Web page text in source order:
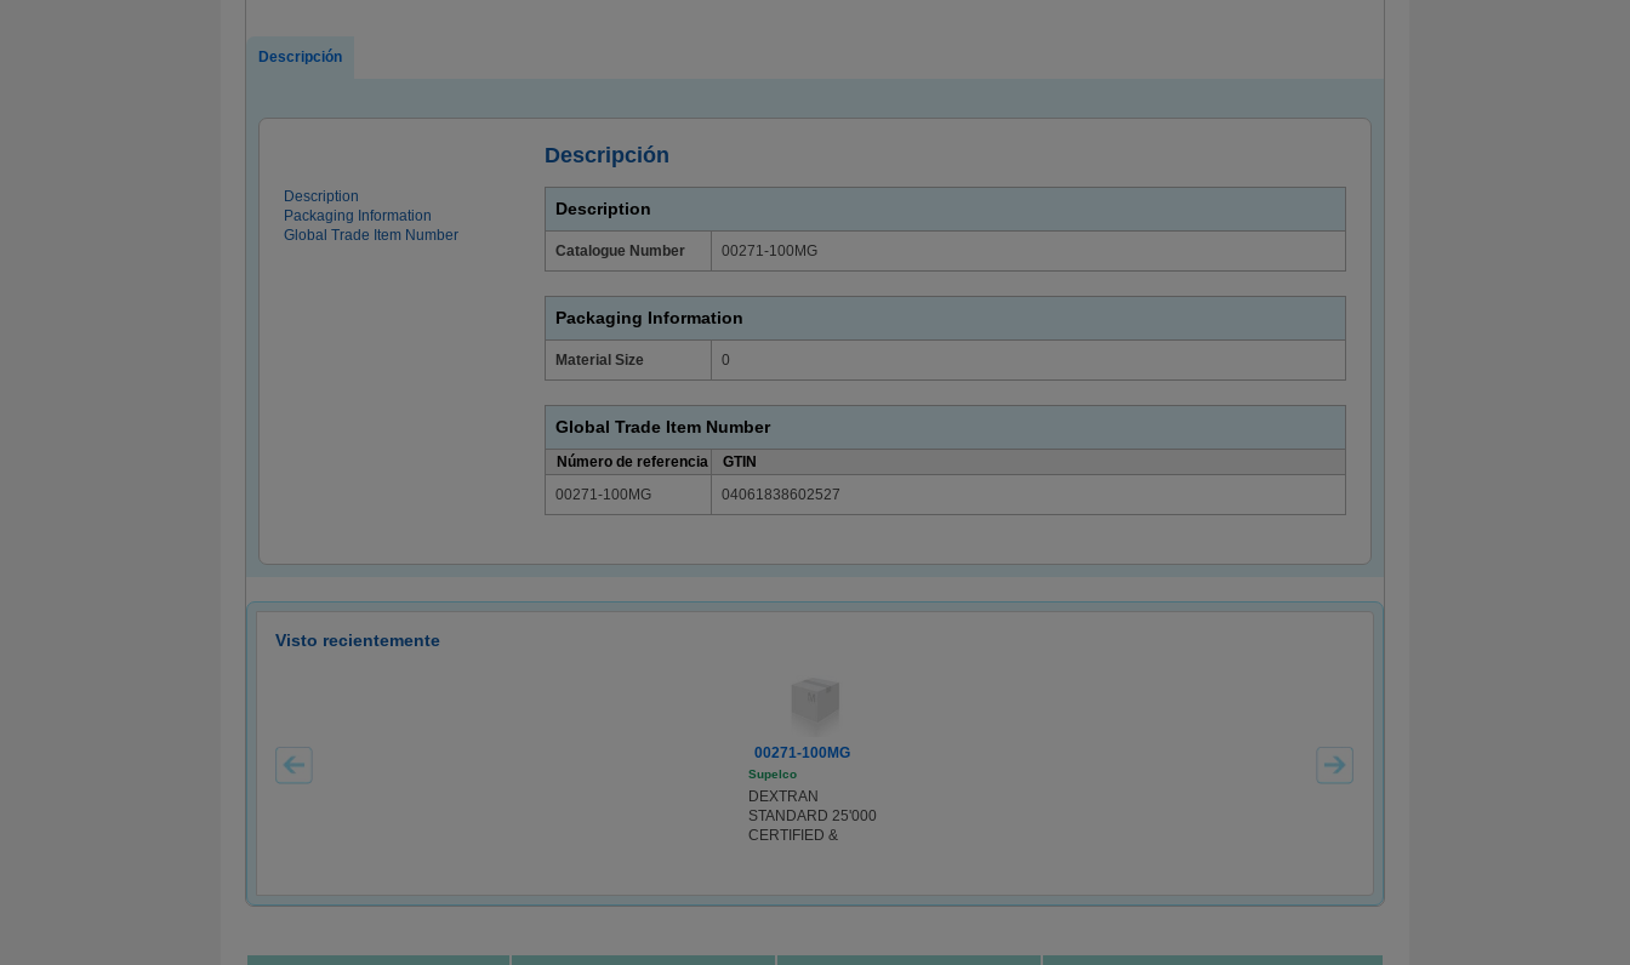
Descripción
Descripción
Description
Packaging Information
Global Trade Item Number
Description
Catalogue Number 00271-100MG
Packaging Information
Material Size 0
Global Trade Item Number
Número de referencia
GTIN
00271-100MG
04061838602527
Visto recientemente
00271-100MG
Supelco
DEXTRAN
STANDARD 25'000
CERTIFIED &